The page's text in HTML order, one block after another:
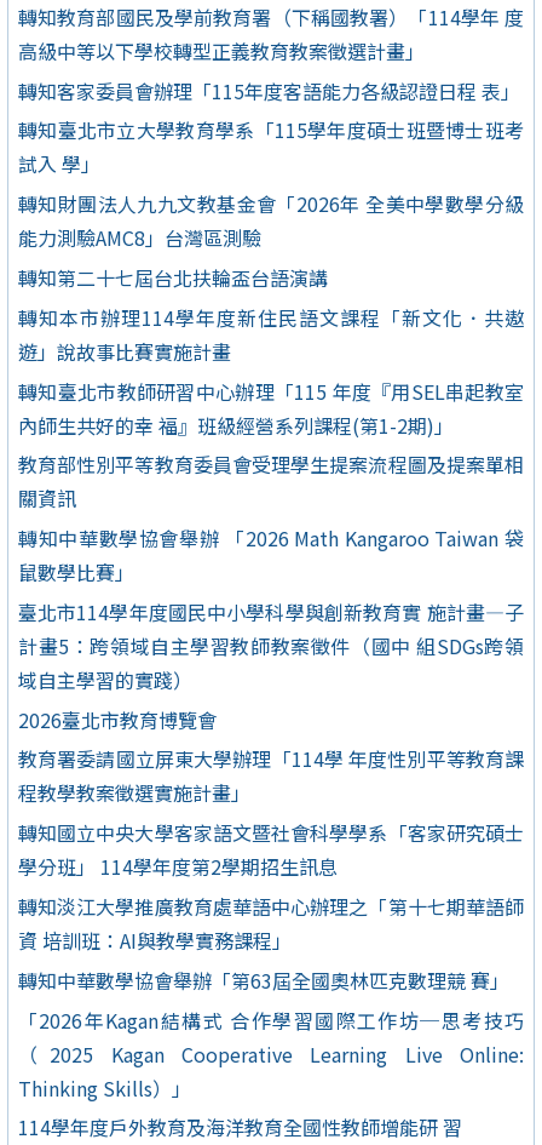
轉知教育部國民及學前教育署（下稱國教署）「114學年 度
高級中等以下學校轉型正義教育教案徵選計畫」
轉知客家委員會辦理「115年度客語能力各級認證日程 表」
轉知臺北市立大學教育學系「115學年度碩士班暨博士班考
試入 學」
轉知財團法人九九文教基金會「2026年 全美中學數學分級
能力測驗AMC8」台灣區測驗
轉知第二十七屆台北扶輪盃台語演講
轉知本市辦理114學年度新住民語文課程「新文化．共遨
遊」說故事比賽實施計畫
轉知臺北市教師研習中心辦理「115 年度『用SEL串起教室
內師生共好的幸 福』班級經營系列課程(第1-2期)」
教育部性別平等教育委員會受理學生提案流程圖及提案單相
關資訊
轉知中華數學協會舉辦 「2026 Math Kangaroo Taiwan 袋
鼠數學比賽」
臺北市114學年度國民中小學科學與創新教育實 施計畫—子
計畫5：跨領域自主學習教師教案徵件（國中 組SDGs跨領
域自主學習的實踐）
2026臺北市教育博覽會
教育署委請國立屏東大學辦理「114學 年度性別平等教育課
程教學教案徵選實施計畫」
轉知國立中央大學客家語文暨社會科學學系「客家研究碩士
學分班」 114學年度第2學期招生訊息
轉知淡江大學推廣教育處華語中心辦理之「第十七期華語師
資 培訓班：AI與教學實務課程」
轉知中華數學協會舉辦「第63屆全國奧林匹克數理競 賽」
「2026年Kagan結構式 合作學習國際工作坊─思考技巧
（2025 Kagan Cooperative Learning Live Online:
Thinking Skills）」
114學年度戶外教育及海洋教育全國性教師增能研 習